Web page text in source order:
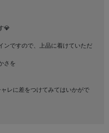
💎
ンですので、上品に着けていただ
さを
レに差をつけてみてはいかがで